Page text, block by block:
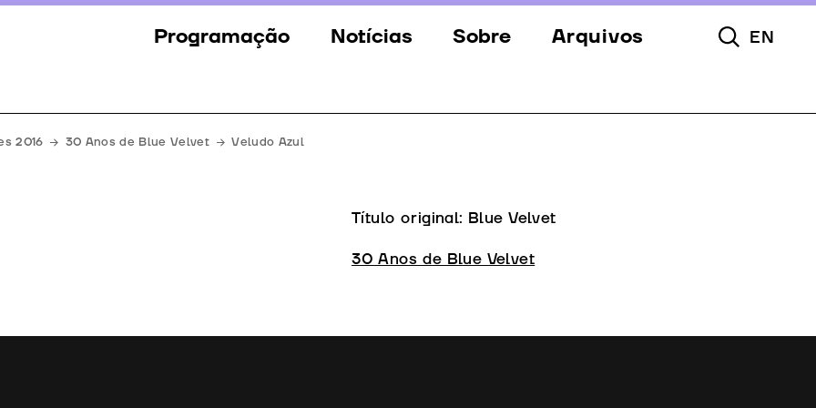
Programação
Eventos
Notícias Sobre
Equipa
Downloads
Arquivos Pesquisar
EN
2016 30 Anos de Blue Velvet Veludo Azul
Título original: Blue Velvet
30 Anos de Blue Velvet